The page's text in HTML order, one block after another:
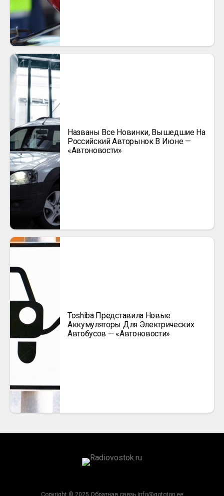
Названы Все Новинки, Вышедшие На
Российский Авторынок В Июне —
«Автоновости»
Toshiba Представила Новые
Аккумуляторы Для Электрических
Автобусов — «Автоновости»
Copyright © 2025 Обратная связь info@gototop.ee